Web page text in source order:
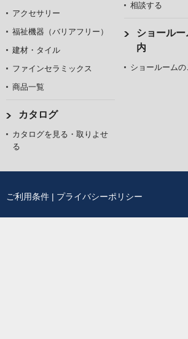
アクセサリー
福祉機器（バリアフリー）
建材・タイル
ファインセラミックス
商品一覧
カタログ
カタログを見る・取りよせ
る
相談する
ショール
内
ショールームの
ご利用条件 | プライバシーポリシー